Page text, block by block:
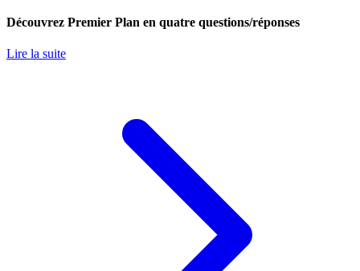
Découvrez Premier Plan en quatre questions/réponses
Lire la suite